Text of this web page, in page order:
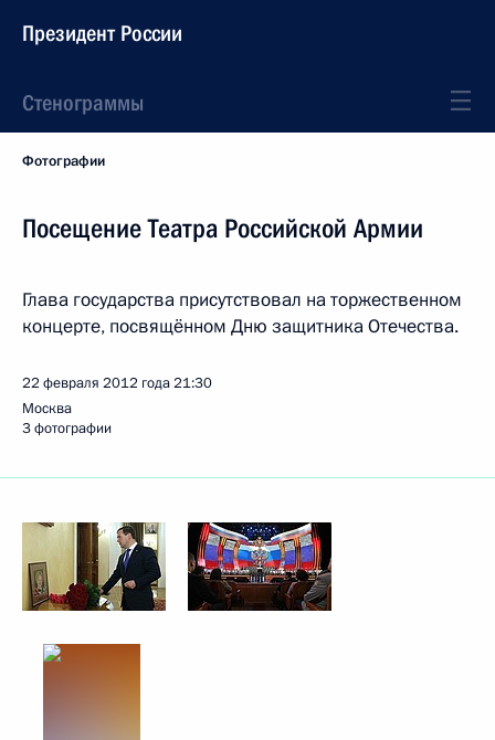
Президент России
Стенограммы
Фотографии
Посещение Театра Российской Армии
Глава государства присутствовал на торжественном
концерте, посвящённом Дню защитника Отечества.
22 февраля 2012 года21:30
Москва
3 фотографии